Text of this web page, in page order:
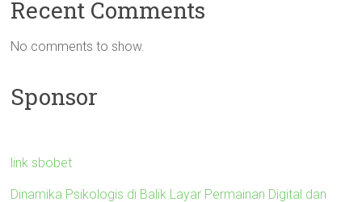
Recent Comments
No comments to show.
Sponsor
link sbobet
Dinamika Psikologis di Balik Layar Permainan Digital dan